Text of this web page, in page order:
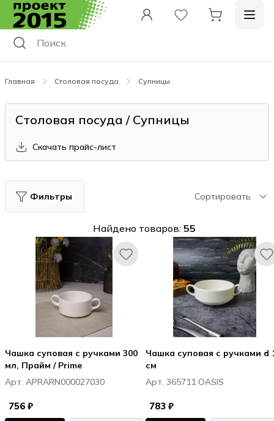
Главная Столовая посуда Супницы
Столовая посуда / Супницы
Скачать прайс-лист
Фильтры Сортировать
Найдено товаров: 55
Чашка суповая с ручками 300
мл, Прайм / Prime
Арт. APRARN000027030
756 ₽
Чашка суповая с ручками d
см
Арт. 365711 OASIS
783 ₽